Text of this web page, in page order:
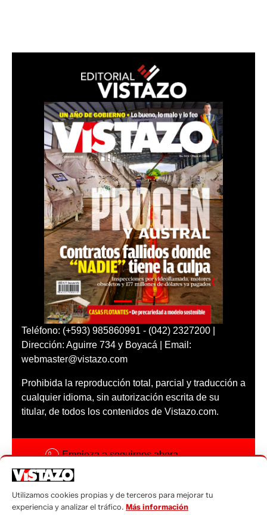
Teléfono: (+593) 985860991 - (042) 2327200 |
Dirección: Aguirre 734 y Boyacá | Email:
webmaster@vistazo.com
Prohibida la reproducción total, parcial y traducción a
cualquier idioma, sin autorización escrita de su
titular, de todos los contenidos de Vistazo.com.
Empieza a seguirnos ahora
Código ética
Utilizamos cookies propias y de terceros para mejorar tu
experiencia y analizar el tráfico. Más información